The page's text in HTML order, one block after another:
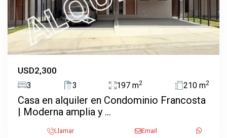
USD2,300
3 3 197 m2 210 m2
Casa en alquiler en Condominio Francosta
| Moderna amplia y ...
Llamar Email